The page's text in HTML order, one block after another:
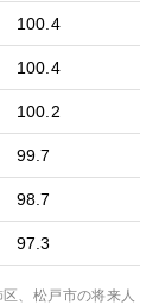
100.4
100.4
100.2
99.7
98.7
97.3
、松戸市の将来人